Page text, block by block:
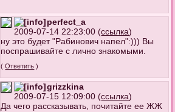
perfect_a
2009-07-14 22:23:00 (ссылка)
ну это будет "Рабинович напел":))) Вы
поспрашивайте с лично знакомыми.
(Ответить )
grizzkina
2009-07-15 12:09:00 (ссылка)
Да чего рассказывать, почитайте ее ЖЖ